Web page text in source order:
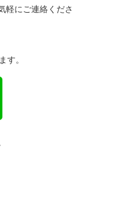
軽にご連絡くださ
す。